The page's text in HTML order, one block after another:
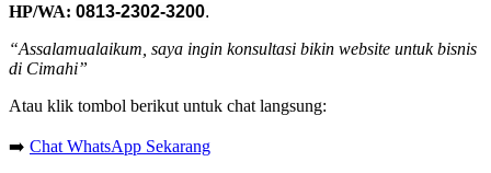
HP/WA: 0813-2302-3200.
“Assalamualaikum, saya ingin konsultasi bikin website untuk bisnis
di Cimahi”
Atau klik tombol berikut untuk chat langsung:
➡️ Chat WhatsApp Sekarang